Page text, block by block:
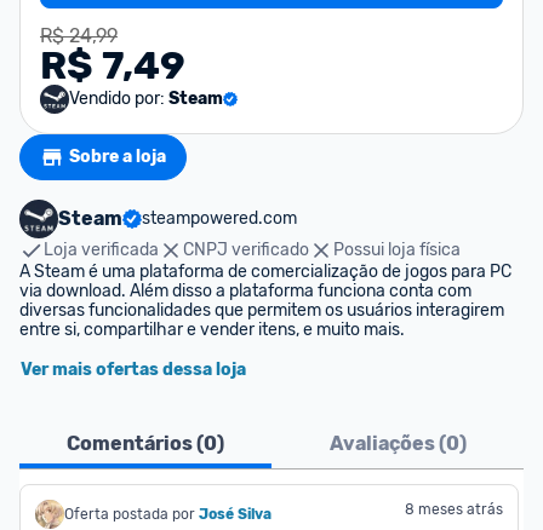
R$ 24,99
R$ 7,49
Vendido por: Steam
Sobre a loja
Steam
steampowered.com
Loja verificada
CNPJ verificado
Possui loja física
A Steam é uma plataforma de comercialização de jogos para PC
via download. Além disso a plataforma funciona conta com
diversas funcionalidades que permitem os usuários interagirem
entre si, compartilhar e vender itens, e muito mais.
Ver mais ofertas dessa loja
Comentários (0) Avaliações (0)
Oferta postada por José Silva 8 meses atrás